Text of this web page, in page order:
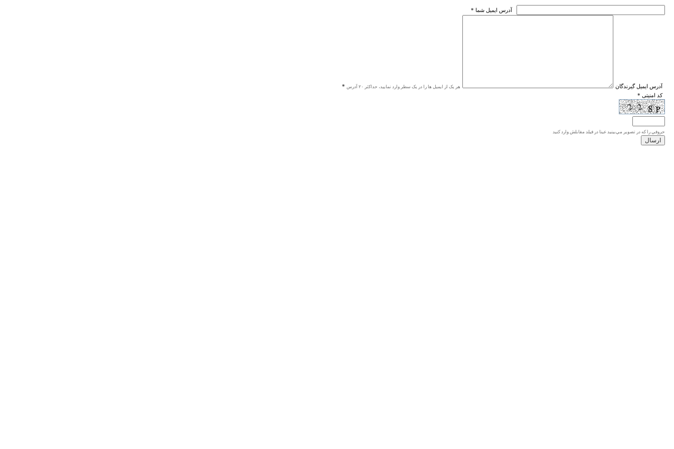
* آدرس ايميل شما
* آدرس ايميل گيرندگان هر یک از ایمیل ها را در یک سطر وارد نمایید، حداکثر ۲۰ آدرس
* کد امنیتی
حروفي را كه در تصوير مي‌بينيد عينا در فيلد مقابلش وارد كنيد